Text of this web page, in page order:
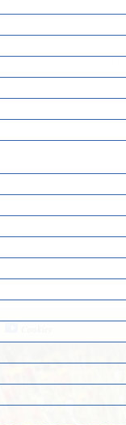
beinhaltet keine
Württemberg